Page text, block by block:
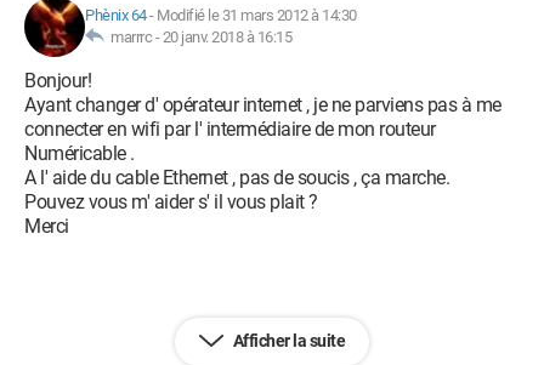
Phènix 64- Modifié le 31 mars 2012 à 14:30
marrrc -20 janv. 2018 à 16:15
Bonjour!
Ayant changer d' opérateur internet , je ne parviens pas à me
connecter en wifi par l' intermédiaire de mon routeur
Numéricable .
A l' aide du cable Ethernet , pas de soucis , ça marche.
Pouvez vous m' aider s' il vous plait ?
Merci
Afficher la suite